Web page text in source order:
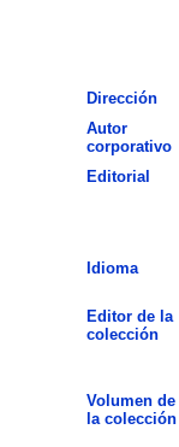
Dirección
Autor
corporativo
Editorial
Idioma
Editor de la
colección
Volumen de
la colección